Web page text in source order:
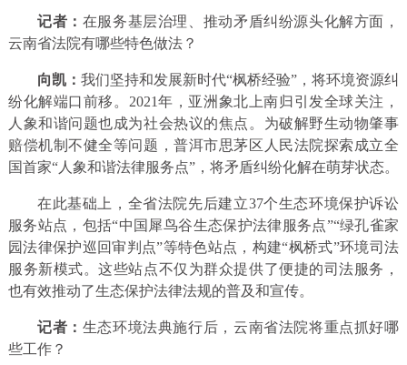
记者： 在服务基层治理、推动矛盾纠纷源头化解方面，
云南省法院有哪些特色做法？
向凯： 我们坚持和发展新时代“枫桥经验”，将环境资源纠
纷化解端口前移。2021年，亚洲象北上南归引发全球关注，
人象和谐问题也成为社会热议的焦点。为破解野生动物肇事
赔偿机制不健全等问题，普洱市思茅区人民法院探索成立全
国首家“人象和谐法律服务点”，将矛盾纠纷化解在萌芽状态。
在此基础上，全省法院先后建立37个生态环境保护诉讼
服务站点，包括“中国犀鸟谷生态保护法律服务点”“绿孔雀家
园法律保护巡回审判点”等特色站点，构建“枫桥式”环境司法
服务新模式。这些站点不仅为群众提供了便捷的司法服务，
也有效推动了生态保护法律法规的普及和宣传。
记者： 生态环境法典施行后，云南省法院将重点抓好哪
些工作？